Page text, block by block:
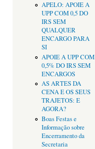
APELO: APOIE A
UPP COM 0,5 DO
IRS SEM
QUALQUER
ENCARGO PARA
SI
APOIE A UPP COM
0,5% DO IRS SEM
ENCARGOS
AS ARTES DA
CENA E OS SEUS
TRAJETOS: E
AGORA?
Boas Festas e
Informação sobre
Encerramento da
Secretaria